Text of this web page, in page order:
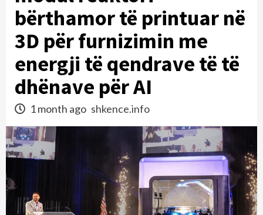
bërthamor të printuar në
3D për furnizimin me
energji të qendrave të të
dhënave për AI
1 month ago shkence.info